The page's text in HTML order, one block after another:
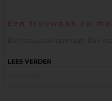
Een trouwpak op
Een trouwpak op maat.. Een
LEES VERDER